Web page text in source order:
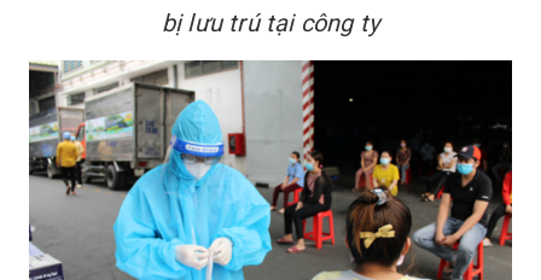
bị lưu trú tại công ty